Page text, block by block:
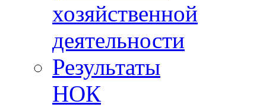
хозяйственной
деятельности
Результаты
НОК